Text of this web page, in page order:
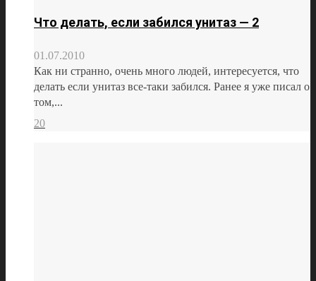
Что делать, если забился унитаз — 2
01.07.2010
Как ни странно, очень много людей, интересуется, что
делать если унитаз все-таки забился. Ранее я уже писал о
том,...
20